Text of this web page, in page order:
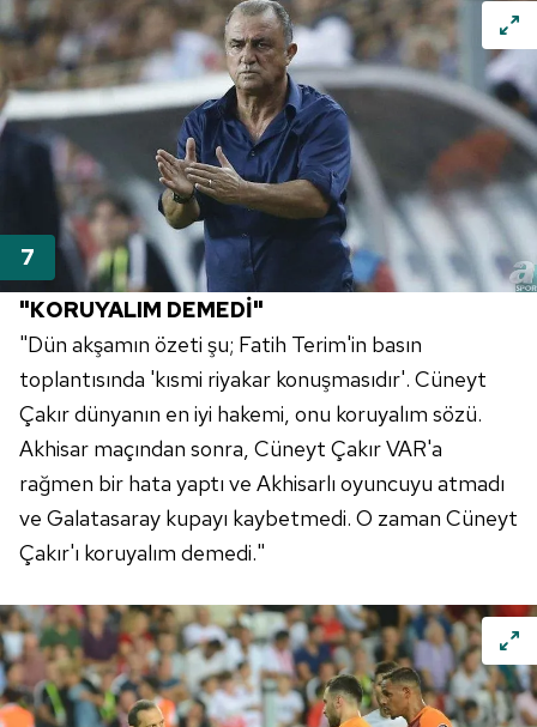
"KORUYALIM DEMEDİ"
"Dün akşamın özeti şu; Fatih Terim'in basın
toplantısında 'kısmi riyakar konuşmasıdır'. Cüneyt
Çakır dünyanın en iyi hakemi, onu koruyalım sözü.
Akhisar maçından sonra, Cüneyt Çakır VAR'a
rağmen bir hata yaptı ve Akhisarlı oyuncuyu atmadı
ve Galatasaray kupayı kaybetmedi. O zaman Cüneyt
Çakır'ı koruyalım demedi."